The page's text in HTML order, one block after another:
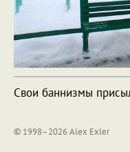
Свои баннизмы
© 1998–2026 Alex Exler